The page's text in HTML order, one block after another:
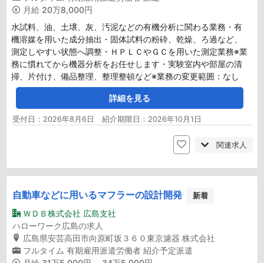
月給 20万8,000円
水試料、油、土壌、灰、汚泥などの有機分析に関わる業務・有
機溶媒を用いた成分抽出・固体試料の粉砕、乾燥、ろ過など、
測定しやすい状態へ調整・ＨＰＬＣやＧＣを用いた測定業務※業
務に慣れてから機器分析をお任せします・実験室内や部屋の清
掃、片付け、備品整理、整理整頓など※業務の変更範囲：なし
詳細を見る
受付日：2026年8月6日 紹介期限日：2026年10月1日
関連求人
自動車などに用いるマフラーの設計開発 新着
ＷＤＢ株式会社 広島支社
ハローワーク広島の求人
広島県安芸高田市向原町坂３６０東京濾器 株式会社
フルタイム 有期雇用派遣労働者 紹介予定派遣